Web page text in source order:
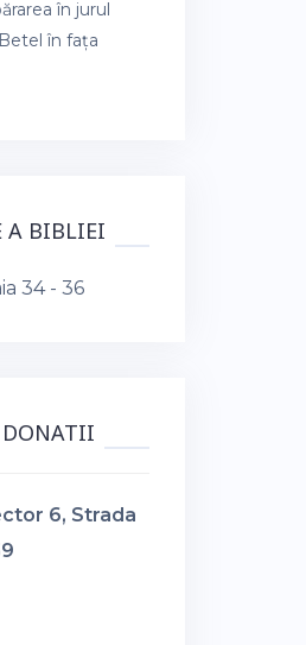
în jurul
în fața
A BIBLIEI
34 - 36
6, Strada